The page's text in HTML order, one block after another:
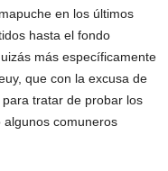
en los últimos
hasta el fondo
más específicamente
que con la excusa de
tratar de probar los
comuneros